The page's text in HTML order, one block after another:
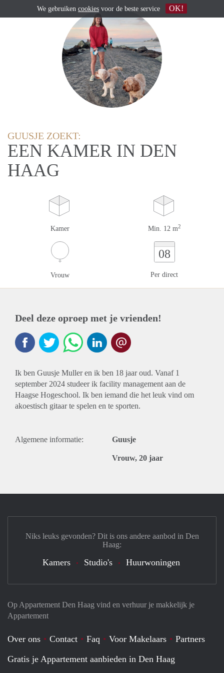
GUUSJE ZOEKT:
EEN KAMER IN DEN
HAAG
Kamer Min. 12 m2
Vrouw
08
Per direct
Deel deze oproep met je vrienden!
Ik ben Guusje Muller en ik ben 18 jaar oud. Vanaf 1
september 2024 studeer ik facility management aan de
Haagse Hogeschool. Ik ben iemand die het leuk vind om
akoestisch gitaar te spelen en te sporten.
Algemene informatie: Guusje
Vrouw, 20 jaar
Op Appartement Den Haag vind en verhuur je makkelijk je
Appartement
Over ons Contact Faq Voor Makelaars
Partners
Gratis je Appartement aanbieden in Den Haag
Niks leuks gevonden? Dit is ons andere aanbod in Den
Haag:
Kamers Studio's Huurwoningen
We gebruiken cookies voor de beste service OK!